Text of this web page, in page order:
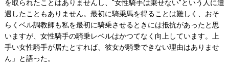
を取られたことはありませんし、“女性騎手は乗せない”という人に遭
遇したこともありません。最初に騎乗馬を得ることは難しく、おそ
らくベル調教師も私を最初に騎乗させるときには抵抗があったと思
いますが、女性騎手の騎乗レベルはかつてなく向上しています。上
手い女性騎手が居たとすれば、彼女が騎乗できない理由はありませ
ん」と語った。